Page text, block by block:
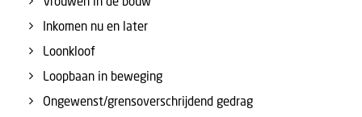
Inkomen nu en later
Loonkloof
Loopbaan in beweging
Ongewenst/grensoverschrijdend gedrag